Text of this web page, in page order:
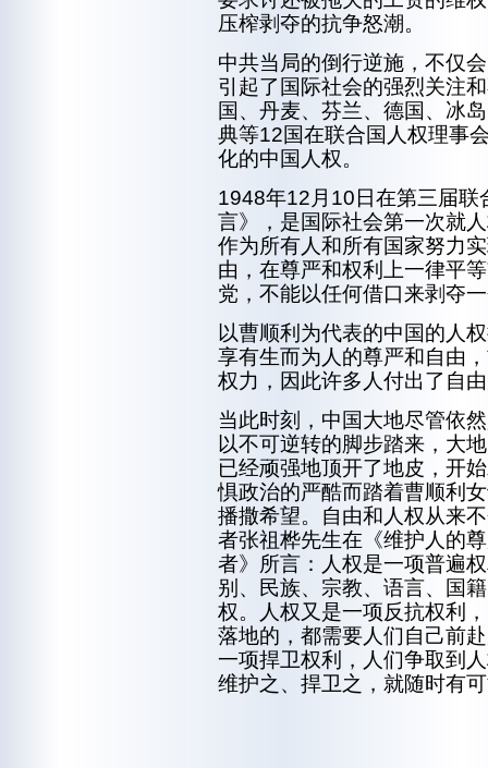
压榨剥夺的抗争怒潮。
中共当局的倒行逆施，不仅
引起了国际社会的强烈关注
国、丹麦、芬兰、德国、冰
典等12国在联合国人权理事
化的中国人权。
1948年12月10日在第三届联
言》，是国际社会第一次就
作为所有人和所有国家努力
由，在尊严和权利上一律平
党，不能以任何借口来剥夺
以曹顺利为代表的中国的人
享有生而为人的尊严和自由
权力，因此许多人付出了自
当此时刻，中国大地尽管依
以不可逆转的脚步踏来，大
已经顽强地顶开了地皮，开
惧政治的严酷而踏着曹顺利
播撒希望。自由和人权从来
者张祖桦先生在《维护人的
者》所言：人权是一项普遍
别、民族、宗教、语言、国
权。人权又是一项反抗权利
落地的，都需要人们自己前
一项捍卫权利，人们争取到
维护之、捍卫之，就随时有